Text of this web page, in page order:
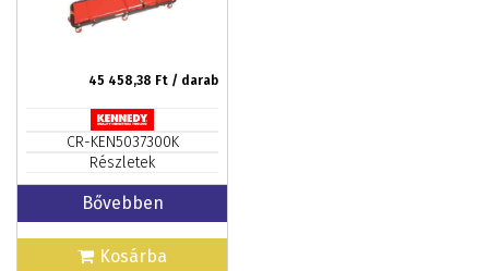
45 458,38 Ft / darab
CR-KEN5037300K
Részletek
Bővebben
Kosárba